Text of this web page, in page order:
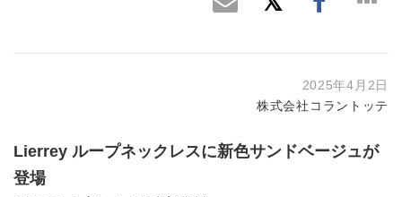
2025年4月2日
株式会社コラントッテ
Lierrey ループネックレスに新色サンドベージュが
登場